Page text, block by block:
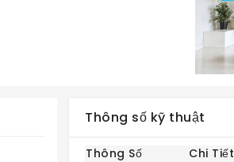
Thông số kỹ thuật
Thông Số
Chi Tiết